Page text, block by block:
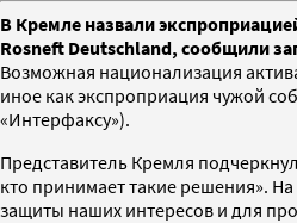
В Кремле назвали
Rosneft Deutschland, сообщили
Возможная национализация
иное как экспроприация чужой
«Интерфаксу»).
Представитель Кремля
кто принимает такие решения».
защиты наших интересов и для